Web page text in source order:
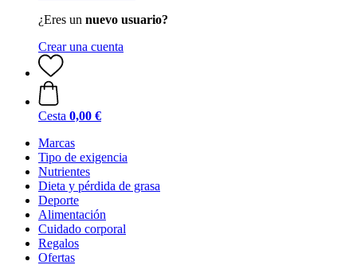
¿Eres un nuevo usuario?
Crear una cuenta
Cesta 0,00 €
Marcas
Tipo de exigencia
Nutrientes
Dieta y pérdida de grasa
Deporte
Alimentación
Cuidado corporal
Regalos
Ofertas